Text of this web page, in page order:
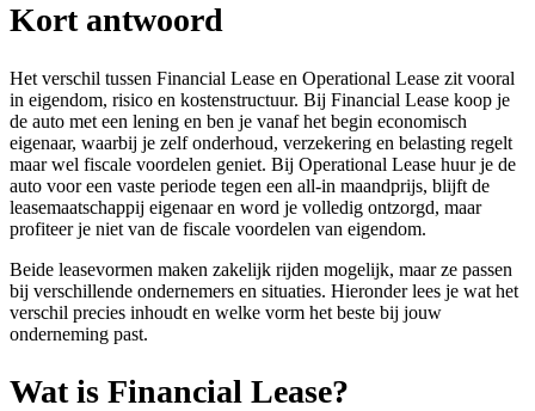
Kort antwoord
Het verschil tussen Financial Lease en Operational Lease zit vooral
in eigendom, risico en kostenstructuur. Bij Financial Lease koop je
de auto met een lening en ben je vanaf het begin economisch
eigenaar, waarbij je zelf onderhoud, verzekering en belasting regelt
maar wel fiscale voordelen geniet. Bij Operational Lease huur je de
auto voor een vaste periode tegen een all-in maandprijs, blijft de
leasemaatschappij eigenaar en word je volledig ontzorgd, maar
profiteer je niet van de fiscale voordelen van eigendom.
Beide leasevormen maken zakelijk rijden mogelijk, maar ze passen
bij verschillende ondernemers en situaties. Hieronder lees je wat het
verschil precies inhoudt en welke vorm het beste bij jouw
onderneming past.
Wat is Financial Lease?